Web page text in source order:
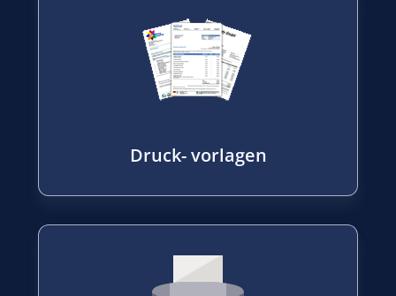
Druck- vorlagen